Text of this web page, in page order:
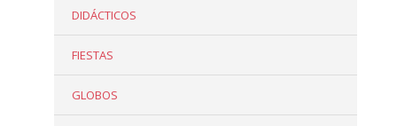
DIDÁCTICOS
FIESTAS
GLOBOS